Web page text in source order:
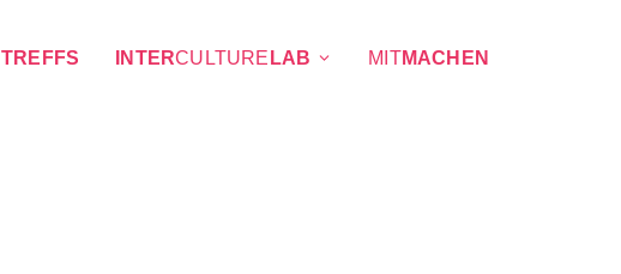
TREFFS INTERCULTURE LAB MITMACHEN